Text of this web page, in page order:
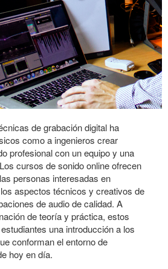
de grabación digital ha
como a ingenieros crear
profesional con un equipo y una
cursos de sonido online ofrecen
personas interesadas en
aspectos técnicos y creativos de
de audio de calidad. A
de teoría y práctica, estos
una introducción a los
conforman el entorno de
hoy en día.